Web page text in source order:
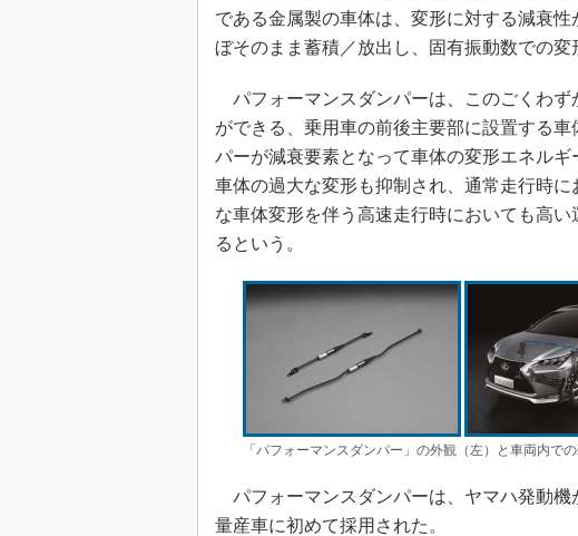
である金属製の車体は、変形に対する減衰
ぼそのまま蓄積／放出し、固有振動数での変
パフォーマンスダンパーは、このごくわず
ができる、乗用車の前後主要部に設置する
パーが減衰要素となって車体の変形エネル
車体の過大な変形も抑制され、通常走行時
な車体変形を伴う高速走行時においても高
るという。
「パフォーマンスダンパー」の外観（左）と車両内で
パフォーマンスダンパーは、ヤマハ発動機
量産車に初めて採用された。